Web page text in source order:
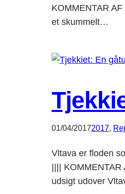
KOMMENTAR
et skummelt…
01/04/20172017,
Vltava er floden
||||
udsigt udover